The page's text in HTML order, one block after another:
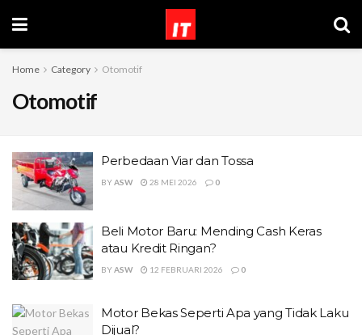
Home Category Otomotif
Otomotif
Perbedaan Viar dan Tossa
BYASW 28 MEI 2026 0
Beli Motor Baru: Mending Cash Keras
atau Kredit Ringan?
BYASW 12 FEBRUARI 2026 0
Motor Bekas Seperti Apa yang Tidak Laku
Dijual?